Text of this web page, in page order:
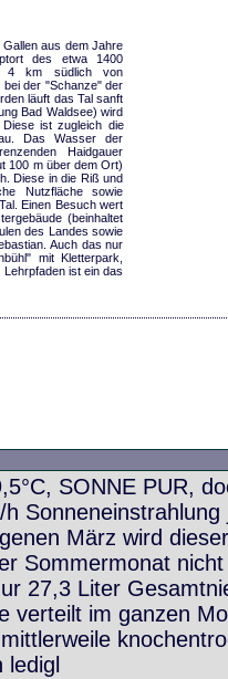
aus dem Jahre
des etwa 1400
4 km südlich von
der "Schanze" der
läuft das Tal sanft
Bad Waldsee) wird
ist zugleich die
Das Wasser der
Haidgauer
100 m über dem Ort)
Diese in die Riß und
Nutzfläche sowie
Einen Besuch wert
(beinhaltet
des Landes sowie
Auch das nur
mit Kletterpark,
ist ein das
SONNE PUR,
h Sonneneinstrahlung
März wird
Sommermonat
27,3 Liter
verteilt im ganzen
ledigl